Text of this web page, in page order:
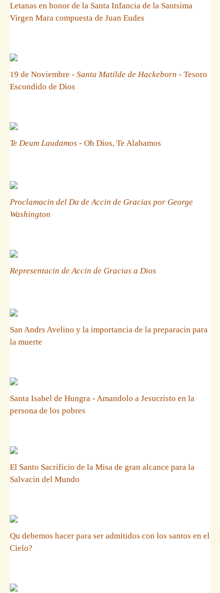
Letanas en honor de la Santa Infancia de la Santsima
Virgen Mara compuesta de Juan Eudes
19 de Noviembre - Santa Matilde de Hackeborn - Tesoro
Escondido de Dios
Te Deum Laudamos - Oh Dios, Te Alabamos
Proclamacin del Da de Accin de Gracias por George
Washington
Representacin de Accin de Gracias a Dios
San Andrs Avelino y la importancia de la preparacin para
la muerte
Santa Isabel de Hungra - Amandolo a Jesucristo en la
persona de los pobres
El Santo Sacrificio de la Misa de gran alcance para la
Salvacin del Mundo
Qu debemos hacer para ser admitidos con los santos en el
Cielo?